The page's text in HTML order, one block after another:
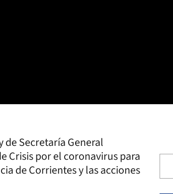
Secretaría General
Crisis por el coronavirus para
de Corrientes y las acciones